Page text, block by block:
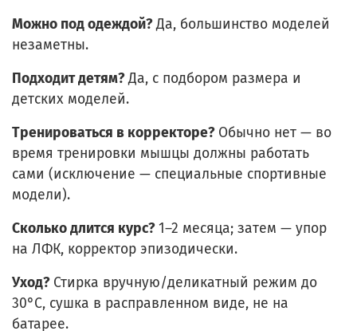
Можно под одеждой?Да, большинство моделей
незаметны.
Подходит детям?Да, с подбором размера и
детских моделей.
Тренироваться в корректоре?Обычно нет — во
время тренировки мышцы должны работать
сами (исключение — специальные спортивные
модели).
Сколько длится курс?1–2 месяца; затем — упор
на ЛФК, корректор эпизодически.
Уход?Стирка вручную/деликатный режим до
30°C, сушка в расправленном виде, не на
батарее.